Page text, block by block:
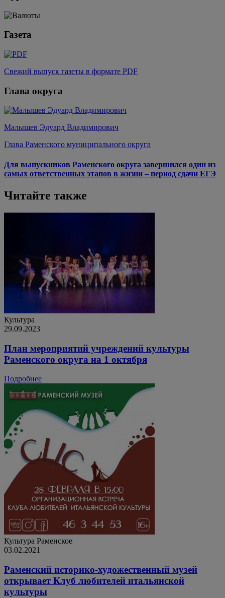
Газета
Свежий выпуск газеты в формате PDF
Глава округа
Малышев Эдуард Владимирович
Глава Раменского муниципального округа
Для выпускников Раменского округа завершился один из
самых ответственных этапов в жизни – период сдачи ЕГЭ
Читайте также
Культура
29.09.2023
План мероприятий учреждений культуры
Раменского округа на 1 октября
Подробнее
Культура Раменское
03.02.2021
Раменский историко-художественный музей
открывает Клуб любителей итальянской
культуры